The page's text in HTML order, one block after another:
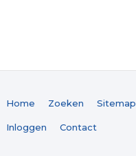
Home Zoeken Sitemap
Inloggen Contact